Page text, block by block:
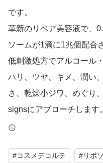
です。
革新のリペア美容液で、
ソームが1滴に1兆個配合
低刺激処方でアルコール
ハリ、ツヤ、キメ、潤い
さ、乾燥小ジワ、めぐり
signsにアプローチします。
よろしくお願いいたしま
【並行輸入品】 コスメデ
#コスメデコルテ #リポ